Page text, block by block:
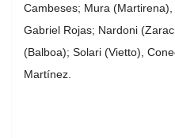
Cambeses; Mura
Gabriel Rojas; Nardoni
(Balboa); Solari (Vietto),
Martínez.